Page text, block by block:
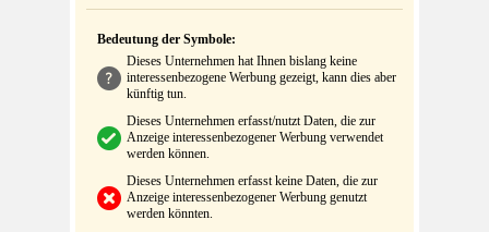
Bedeutung der Symbole:
Dieses Unternehmen hat Ihnen bislang keine
interessenbezogene Werbung gezeigt, kann dies aber
künftig tun.
Dieses Unternehmen erfasst/nutzt Daten, die zur
Anzeige interessenbezogener Werbung verwendet
werden können.
Dieses Unternehmen erfasst keine Daten, die zur
Anzeige interessenbezogener Werbung genutzt
werden könnten.